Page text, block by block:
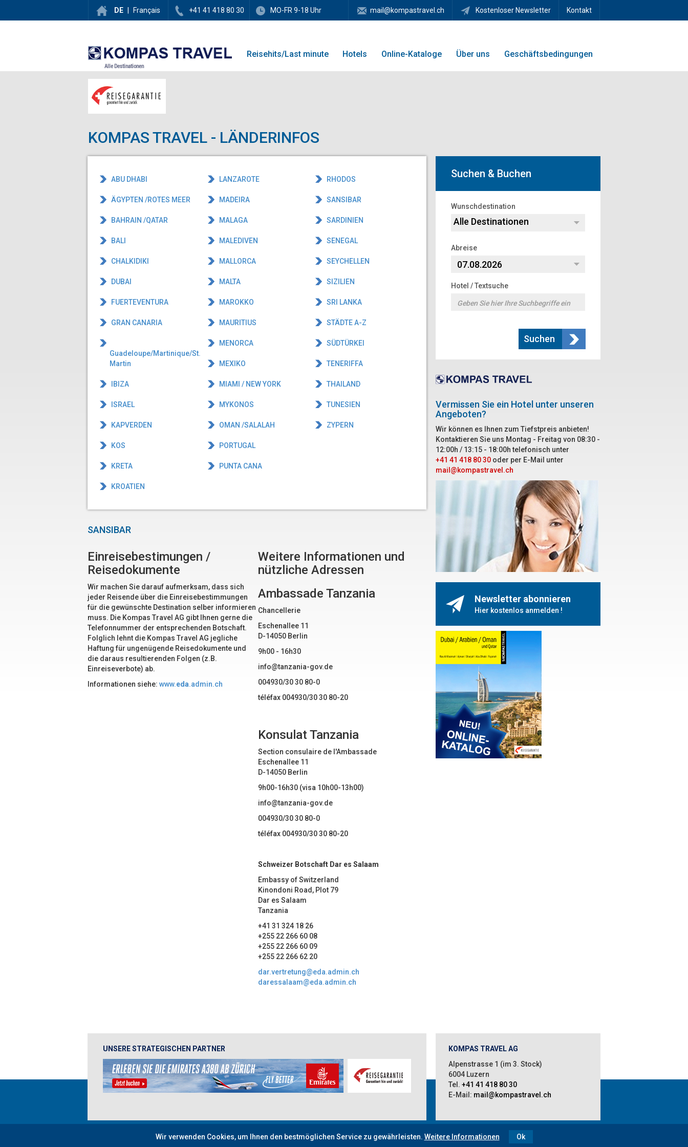
DE Français +41 41 418 80 30 MO-FR 9-18 Uhr mail@kompastravel.ch Kostenloser Newsletter Kontakt
Alle Destinationen
Reisehits/Last minute Hotels Online-Kataloge Über uns Geschäftsbedingungen
KOMPAS TRAVEL - LÄNDERINFOS
ABU DHABI
ÄGYPTEN /ROTES MEER
BAHRAIN /QATAR
BALI
CHALKIDIKI
DUBAI
FUERTEVENTURA
GRAN CANARIA
Guadeloupe/Martinique/St.
Martin
IBIZA
ISRAEL
KAPVERDEN
KOS
KRETA
KROATIEN
LANZAROTE
MADEIRA
MALAGA
MALEDIVEN
MALLORCA
MALTA
MAROKKO
MAURITIUS
MENORCA
MEXIKO
MIAMI / NEW YORK
MYKONOS
OMAN /SALALAH
PORTUGAL
PUNTA CANA
RHODOS
SANSIBAR
SARDINIEN
SENEGAL
SEYCHELLEN
SIZILIEN
SRI LANKA
STÄDTE A-Z
SÜDTÜRKEI
TENERIFFA
THAILAND
TUNESIEN
ZYPERN
SANSIBAR
Einreisebestimungen /
Reisedokumente
Wir machen Sie darauf aufmerksam, dass sich
jeder Reisende über die Einreisebestimmungen
für die gewünschte Destination selber informieren
muss. Die Kompas Travel AG gibt Ihnen gerne die
Telefonnummer der entsprechenden Botschaft.
Folglich lehnt die Kompas Travel AG jegliche
Haftung für ungenügende Reisedokumente und
die daraus resultierenden Folgen (z.B.
Einreiseverbote) ab.
Informationen siehe: www.eda.admin.ch
Weitere Informationen und
nützliche Adressen
Ambassade Tanzania
Chancellerie
Eschenallee 11
D-14050 Berlin
9h00 - 16h30
info@tanzania-gov.de
004930/30 30 80-0
téléfax 004930/30 30 80-20
Konsulat Tanzania
Section consulaire de l'Ambassade
Eschenallee 11
D-14050 Berlin
9h00-16h30 (visa 10h00-13h00)
info@tanzania-gov.de
004930/30 30 80-0
téléfax 004930/30 30 80-20
Schweizer Botschaft Dar es Salaam
Embassy of Switzerland
Kinondoni Road, Plot 79
Dar es Salaam
Tanzania
+41 31 324 18 26
+255 22 266 60 08
+255 22 266 60 09
+255 22 266 62 20
dar.vertretung@eda.admin.ch
daressalaam@eda.admin.ch
Suchen & Buchen
Wunschdestination
Alle Destinationen
Abreise
Hotel / Textsuche
Suchen
Vermissen Sie ein Hotel unter unseren
Angeboten?
Wir können es Ihnen zum Tiefstpreis anbieten!
Kontaktieren Sie uns Montag - Freitag von 08:30 -
12:00h / 13:15 - 18:00h telefonisch unter
+41 41 418 80 30 oder per E-Mail unter
mail@kompastravel.ch
Newsletter abonnieren
Hier kostenlos anmelden !
UNSERE STRATEGISCHEN PARTNER
KOMPAS TRAVEL AG
Alpenstrasse 1 (im 3. Stock)
6004 Luzern
Tel. +41 41 418 80 30
E-Mail: mail@kompastravel.ch
Datenschutzbestimmungen Länderinfos
Wir verwenden Cookies, um Ihnen den bestmöglichen Service zu gewährleisten. Weitere Informationen Ok